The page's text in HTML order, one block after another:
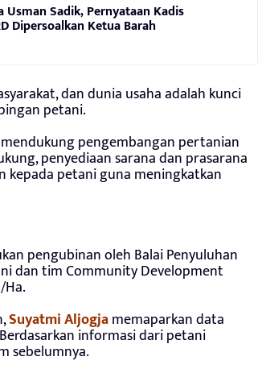
Usman Sadik, Pernyataan Kadis
Dipersoalkan Ketua Barah
dan dunia usaha adalah kunci
petani.
pengembangan pertanian
penyediaan sarana dan prasarana
petani guna meningkatkan
pengubinan oleh Balai Penyuluhan
dan tim Community Development
Suyatmi Aljogjamemaparkan data
informasi dari petani
sebelumnya.